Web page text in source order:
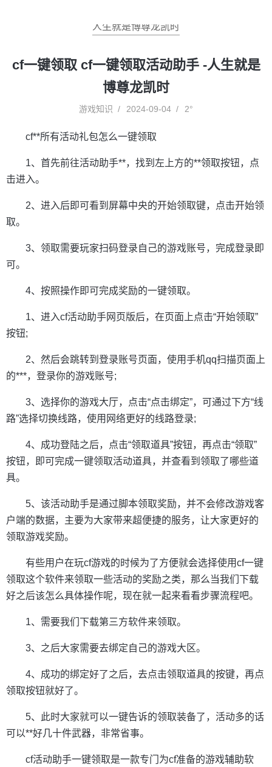
人生就是博尊龙凯时
cf一键领取 cf一键领取活动助手 -人生就是
博尊龙凯时
游戏知识 2024-09-04 2°
cf**所有活动礼包怎么一键领取
1、首先前往活动助手**，找到左上方的**领取按钮，点
击进入。
2、进入后即可看到屏幕中央的开始领取键，点击开始领
取。
3、领取需要玩家扫码登录自己的游戏账号，完成登录即
可。
4、按照操作即可完成奖励的一键领取。
1、进入cf活动助手网页版后，在页面上点击“开始领取”
按钮;
2、然后会跳转到登录账号页面，使用手机qq扫描页面上
的***，登录你的游戏账号;
3、选择你的游戏大厅，点击“点击绑定”，可通过下方“线
路”选择切换线路，使用网络更好的线路登录;
4、成功登陆之后，点击“领取道具”按钮，再点击“领取”
按钮，即可完成一键领取活动道具，并查看到领取了哪些道
具。
5、该活动助手是通过脚本领取奖励，并不会修改游戏客
户端的数据，主要为大家带来超便捷的服务，让大家更好的
领取游戏奖励。
有些用户在玩cf游戏的时候为了方便就会选择使用cf一键
领取这个软件来领取一些活动的奖励之类，那么当我们下载
好之后该怎么具体操作呢，现在就一起来看看步骤流程吧。
1、需要我们下载第三方软件来领取。
3、之后大家需要去绑定自己的游戏大区。
4、成功的绑定好了之后，去点击领取道具的按键，再点
领取按钮就好了。
5、此时大家就可以一键告诉的领取装备了，活动多的话
可以**好几十件武器，非常省事。
cf活动助手一键领取是一款专门为cf准备的游戏辅助软